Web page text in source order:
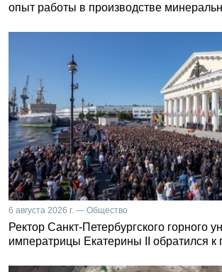
опыт работы в производстве
6 августа 2026 г. — Общество
Ректор Санкт-Петербургского горного
императрицы Екатерины II обратился к